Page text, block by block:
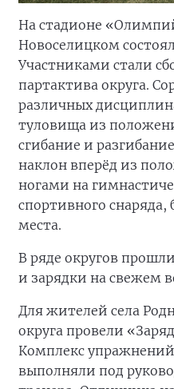
На стадионе
Новоселицком
Участниками стали
партактива округа.
различных
туловища из
сгибание и
наклон вперёд из
ногами на
спортивного
места.
В ряде округов
и зарядки на свежем
Для жителей села
округа провели
Комплекс
выполняли под